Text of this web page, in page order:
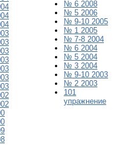
№ 6 2008
№ 5 2006
№ 9-10 2005
№ 1 2005
№ 7-8 2004
№ 6 2004
№ 5 2004
№ 3 2004
№ 9-10 2003
№ 2 2003
101
упражнение